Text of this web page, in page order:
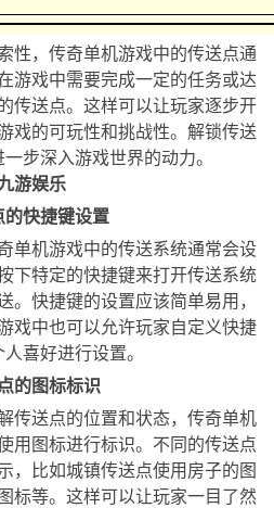
性，传奇单机游戏中的传送点通
游戏中需要完成一定的任务或达
传送点。这样可以让玩家逐步开
戏的可玩性和挑战性。解锁传送
步深入游戏世界的动力。
游娱乐
的快捷键设置
单机游戏中的传送系统通常会设
下特定的快捷键来打开传送系统
。快捷键的设置应该简单易用，
戏中也可以允许玩家自定义快捷
喜好进行设置。
的图标标识
传送点的位置和状态，传奇单机
用图标进行标识。不同的传送点
，比如城镇传送点使用房子的图
标等。这样可以让玩家一目了然